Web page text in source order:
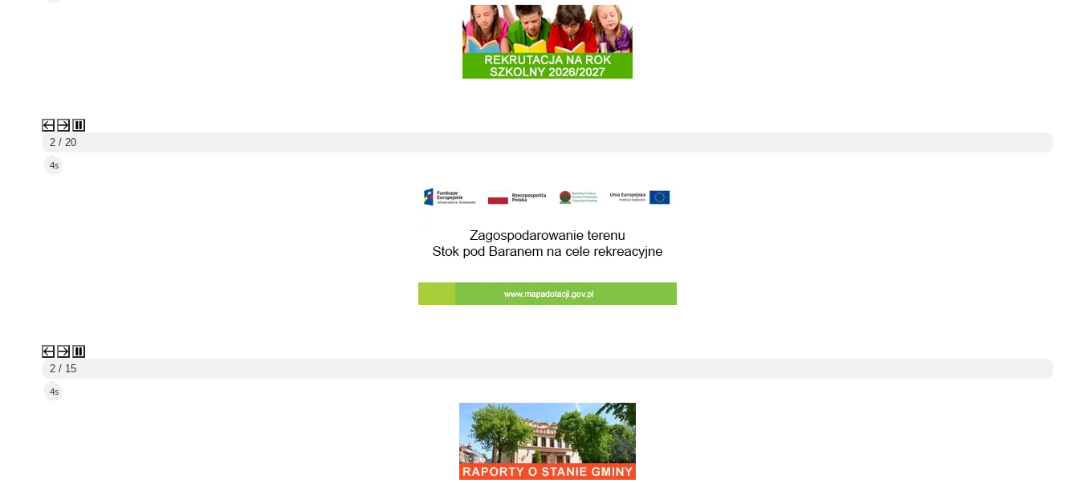
Rekrutacja do szkół i przedszkoli 2025/2026
2 / 20
2s
2 / 15
2s
Raporty o stanie Gminy Wieliczka